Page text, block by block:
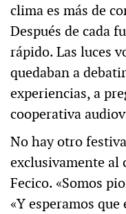
clima es más de
Después de cada
rápido. Las luces
quedaban a
experiencias, a
cooperativa
No hay otro
exclusivamente al
Fecico. «Somos
«Y esperamos